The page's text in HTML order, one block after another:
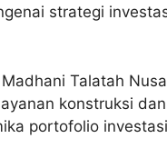
strategi
Talatah
konstruksi
portofolio